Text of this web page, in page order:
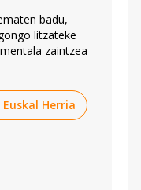
badu,
litzateke
zaintzea
Herria